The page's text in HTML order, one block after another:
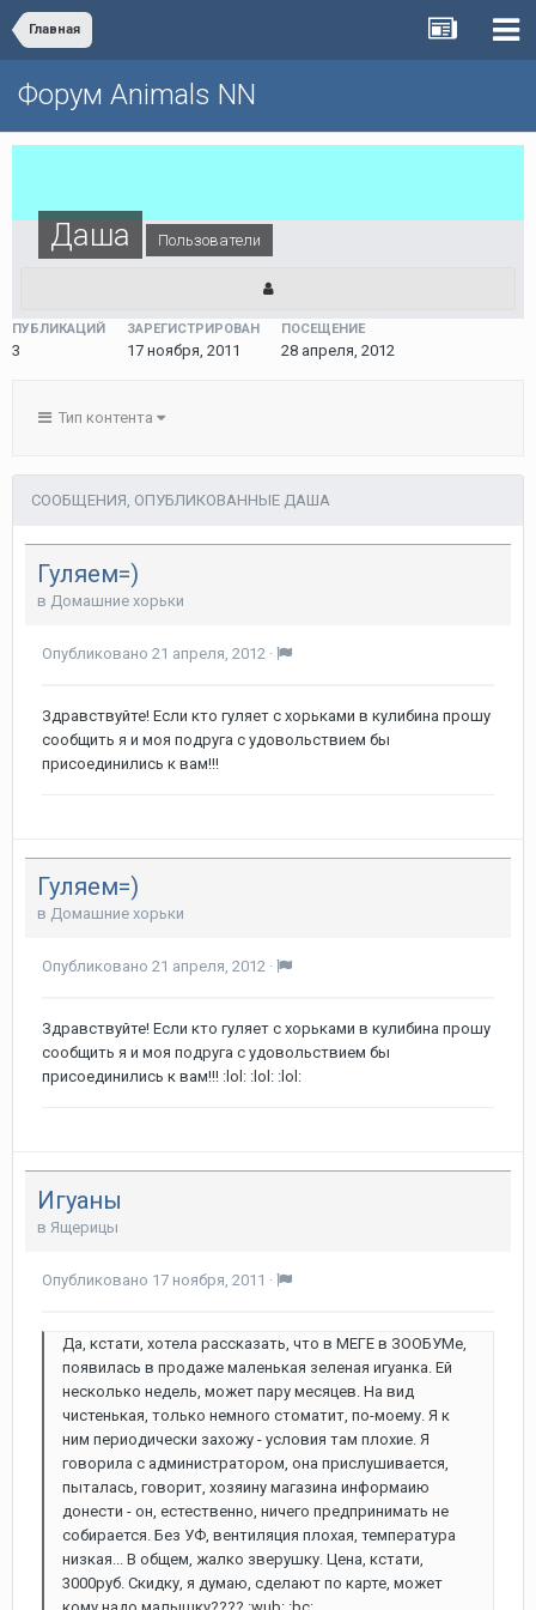
Главная
Форум Animals NN
Даша Пользователи
ПУБЛИКАЦИЙ
3
ЗАРЕГИСТРИРОВАН
17 ноября, 2011
ПОСЕЩЕНИЕ
28 апреля, 2012
Тип контента
СООБЩЕНИЯ, ОПУБЛИКОВАННЫЕ ДАША
Гуляем=)
в Домашние хорьки
Опубликовано 21 апреля, 2012 ·
Здравствуйте! Если кто гуляет с хорьками в кулибина прошу
сообщить я и моя подруга с удовольствием бы
присоединились к вам!!!
Гуляем=)
в Домашние хорьки
Опубликовано 21 апреля, 2012 ·
Здравствуйте! Если кто гуляет с хорьками в кулибина прошу
сообщить я и моя подруга с удовольствием бы
присоединились к вам!!! :lol: :lol: :lol:
Игуаны
в Ящерицы
Опубликовано 17 ноября, 2011 ·
Да, кстати, хотела рассказать, что в МЕГЕ в ЗООБУМе,
появилась в продаже маленькая зеленая игуанка. Ей
несколько недель, может пару месяцев. На вид
чистенькая, только немного стоматит, по-моему. Я к
ним периодически захожу - условия там плохие. Я
говорила с администратором, она прислушивается,
пыталась, говорит, хозяину магазина информаию
донести - он, естественно, ничего предпринимать не
собирается. Без УФ, вентиляция плохая, температура
низкая... В общем, жалко зверушку. Цена, кстати,
3000руб. Скидку, я думаю, сделают по карте, может